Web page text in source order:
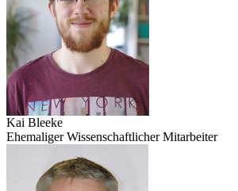
Kai Bleeke
Ehemaliger Wissenschaftlicher Mitarbeiter